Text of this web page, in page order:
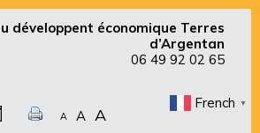
développent économique Terres
d’Argentan
06 49 92 02 65
A A A
French ▼